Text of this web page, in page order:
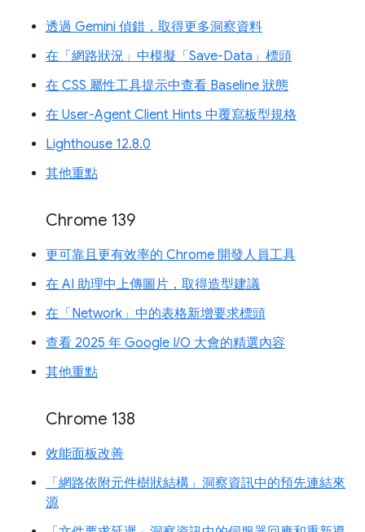
透過 Gemini 偵錯，取得更多洞察資料
在「網路狀況」中模擬「Save-Data」標頭
在 CSS 屬性工具提示中查看 Baseline 狀態
在 User-Agent Client Hints 中覆寫板型規格
Lighthouse 12.8.0
其他重點
Chrome 139
更可靠且更有效率的 Chrome 開發人員工具
在 AI 助理中上傳圖片，取得造型建議
在「Network」中的表格新增要求標頭
查看 2025 年 Google I/O 大會的精選內容
其他重點
Chrome 138
效能面板改善
「網路依附元件樹狀結構」洞察資訊中的預先連結來
源